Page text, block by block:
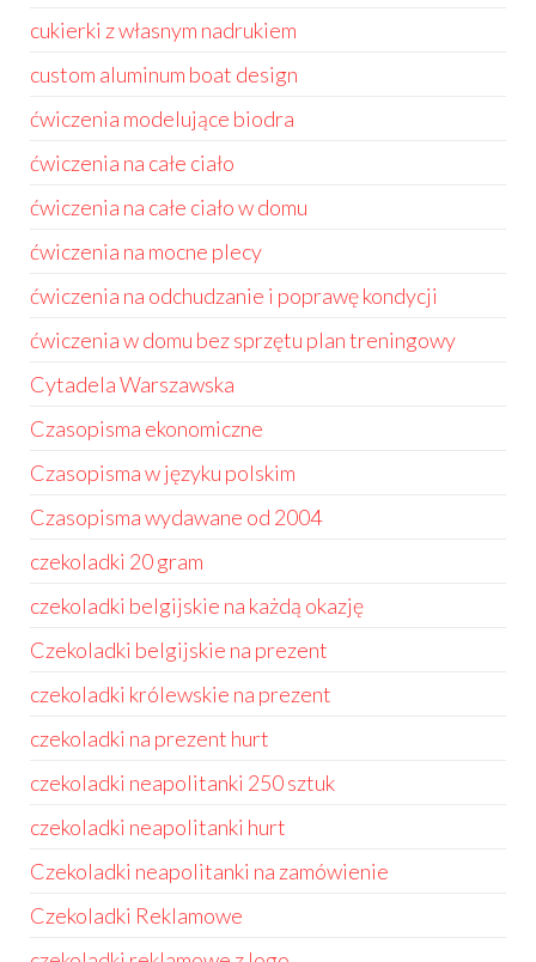
cukierki z własnym nadrukiem
custom aluminum boat design
ćwiczenia modelujące biodra
ćwiczenia na całe ciało
ćwiczenia na całe ciało w domu
ćwiczenia na mocne plecy
ćwiczenia na odchudzanie i poprawę kondycji
ćwiczenia w domu bez sprzętu plan treningowy
Cytadela Warszawska
Czasopisma ekonomiczne
Czasopisma w języku polskim
Czasopisma wydawane od 2004
czekoladki 20 gram
czekoladki belgijskie na każdą okazję
Czekoladki belgijskie na prezent
czekoladki królewskie na prezent
czekoladki na prezent hurt
czekoladki neapolitanki 250 sztuk
czekoladki neapolitanki hurt
Czekoladki neapolitanki na zamówienie
Czekoladki Reklamowe